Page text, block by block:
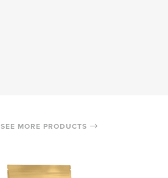
SEE MORE PRODUCTS